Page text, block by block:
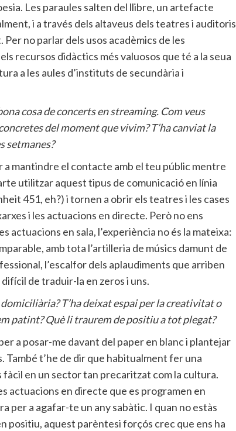
Les paraules salten del llibre, un artefacte
i a través dels altaveus dels teatres i auditoris
no parlar dels usos acadèmics de les
recursos didàctics més valuosos que té a la seua
a les aules d’instituts de secundària i
cosa de concerts en streaming. Com veus
del moment que vivim? T’ha canviat la
setmanes?
mantindre el contacte amb el teu públic mentre
utilitzar aquest tipus de comunicació en línia
451, eh?) i tornen a obrir els teatres i les cases
i les actuacions en directe. Però no ens
en sala, l’experiència no és la mateixa:
amb tota l’artilleria de músics damunt de
l’escalfor dels aplaudiments que arriben
de traduir-la en zeros i uns.
T’ha deixat espai per la creativitat o
patint? Què li traurem de positiu a tot plegat?
a posar-me davant del paper en blanc i plantejar
t’he de dir que habitualment fer una
fàcil en un sector tan precaritzat com la cultura.
actuacions en directe que es programen en
per a agafar-te un any sabàtic. I quan no estàs
positiu, aquest parèntesi forçós crec que ens ha